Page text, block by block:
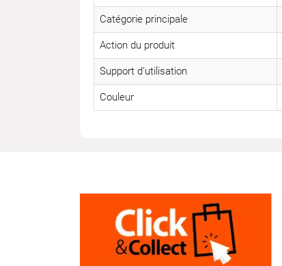
Catégorie principale
Action du produit
Support d'utilisation
Couleur